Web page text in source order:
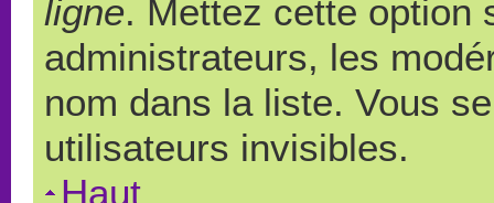
ligne. Mettez cette option
administrateurs, les
nom dans la liste. Vous
utilisateurs invisibles.
Haut